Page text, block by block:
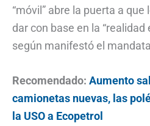
“móvil” abre la puerta a
dar con base en la “realidad
según manifestó el
Recomendado: Aumento
camionetas nuevas, las
la USO a Ecopetrol